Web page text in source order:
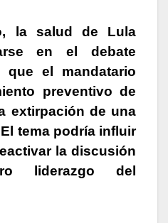
la salud de Lula
en el debate
el mandatario
preventivo de
extirpación de una
tema podría influir
la discusión
liderazgo del